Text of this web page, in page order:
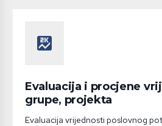
score
Evaluacija i procjene
grupe, projekta
Evaluacija vrijednosti poslovnog